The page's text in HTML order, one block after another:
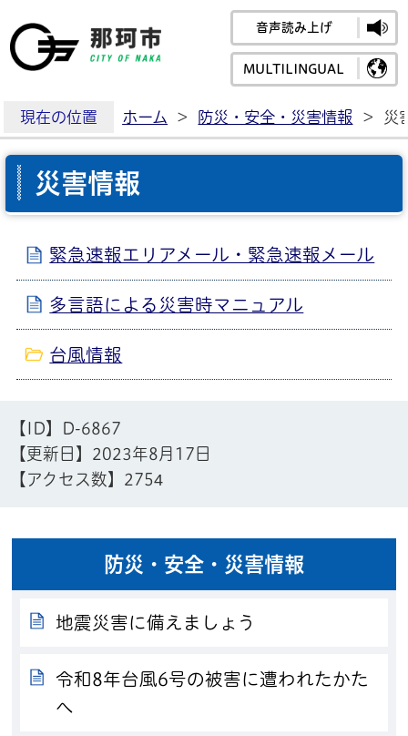
那珂市公式ホームペ
音声読み上げ
MULTILINGUAL
現在の位置 ホーム > 防災・安全・災害情報 > 災
災害情報
緊急速報エリアメール・緊急速報メール
多言語による災害時マニュアル
台風情報
【ID】
D-6867
【更新日】 2023年8月17日
【アクセス数】 2754
防災・安全・災害情報
地震災害に備えましょう
令和8年台風6号の被害に遭われたかた
へ